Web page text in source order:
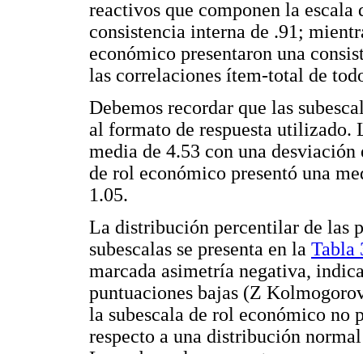
reactivos que componen la
consistencia interna de .91;
económico presentaron una
las correlaciones ítem-total de
Debemos recordar que las
al formato de respuesta utilizado.
media de 4.53 con una
de rol económico presentó una
1.05.
La distribución percentilar de las
subescalas se presenta en la Tabla
marcada asimetría negativa,
puntuaciones bajas (Z
la subescala de rol económico no
respecto a una distribución